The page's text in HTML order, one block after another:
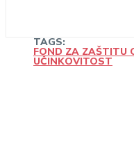
TAGS:
FOND ZA ZAŠTITU
UČINKOVITOST